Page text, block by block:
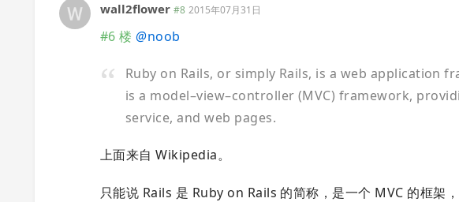
wall2flower #8 2015年07月31日
#6 楼 @noob
Ruby on Rails, or simply Rails, is a web application
is a model–view–controller (MVC) framework,
service, and web pages.
上面来自 Wikipedia。
只能说 Rails 是 Ruby on Rails 的简称，是一个 MVC 的框架